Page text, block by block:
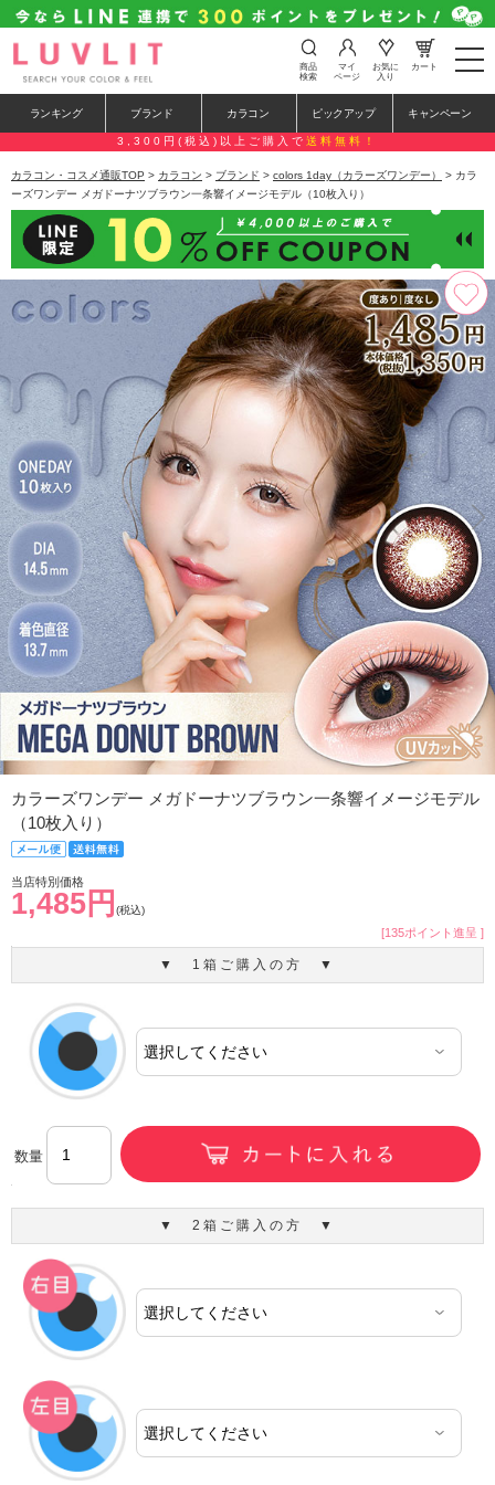
t
o
e
n
a
a
i
o
n
商品
検索
マイ
ページ
お気に
入り
カート
ランキング ブランド カラコン ピックアップ キャンペーン
3,300円(税込)以上ご購入で 送料無料！
カラコン・コスメ通販TOP > カラコン > ブランド > colors 1day（カラーズワンデー）
> カラ
ーズワンデー メガドーナツブラウン一条響イメージモデル（10枚入り）
カラーズワンデー メガドーナツブラウン一条響イメージモデル
（10枚入り）
当店特別価格
1,485円 (税込)
[135ポイント進呈 ]
▼ 1箱ご購入の方 ▼
数量
▼ 2箱ご購入の方 ▼